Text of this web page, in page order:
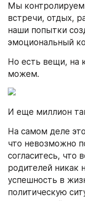
Мы
встречи, отдых,
наши попытки
эмоциональный
Но есть вещи, на
можем.
И еще миллион
На самом деле
что невозможно
согласитесь, что
родителей никак
успешность в
политическую